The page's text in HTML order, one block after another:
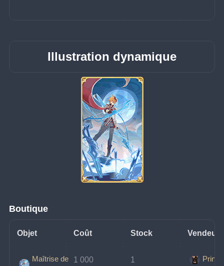
Illustration dynamique
Boutique
Objet Coût Stock Vendeur
Maîtrise de
1 000 1 Prince